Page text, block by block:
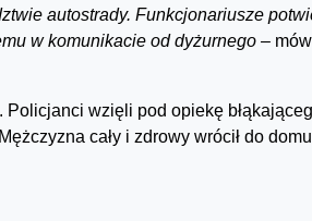
autostrady. Funkcjonariusze
w komunikacie od dyżurnego –
Policjanci wzięli pod opiekę
cały i zdrowy wrócił do